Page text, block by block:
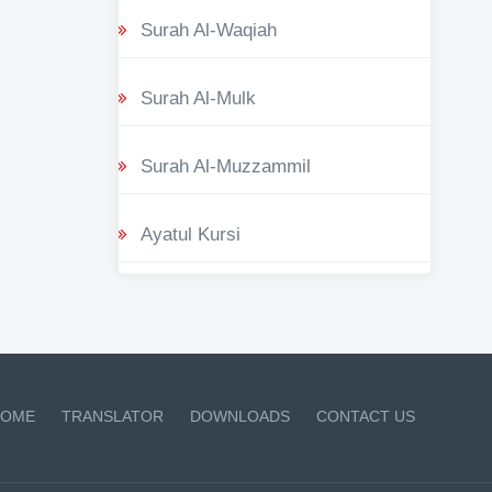
Surah Al-Waqiah
Surah Al-Mulk
Surah Al-Muzzammil
Ayatul Kursi
TRANSLATOR DOWNLOADS CONTACT US